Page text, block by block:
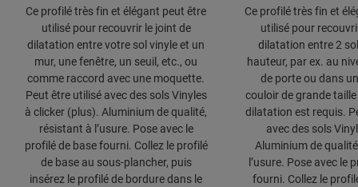
Ce profilé très fin et élégant peut être
utilisé pour recouvrir le joint de
dilatation entre votre sol vinyle et un
mur, une fenêtre, un seuil, etc., ou
comme raccord avec une moquette.
Peut être utilisé avec des sols Vinyles
à clicker (plus). Aluminium de qualité,
résistant à l’usure. Pose avec le
profilé de base fourni. Collez le profilé
de base au sous-plancher, puis
insérez le profilé de bordure dans le
Ce profilé très fin et
utilisé pour
dilatation entre 2
hauteur, par ex. au
de porte ou dans
couloir de grande
dilatation est requis.
avec des sols
Aluminium de
l’usure. Pose avec le
fourni. Collez le